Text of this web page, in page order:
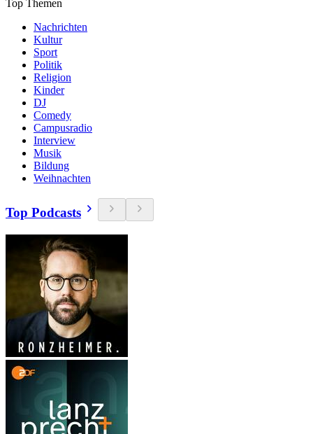
Top Themen
Nachrichten
Kultur
Sport
Politik
Religion
Kinder
DJ
Comedy
Campusradio
Interview
Musik
Bildung
Weihnachten
Top Podcasts